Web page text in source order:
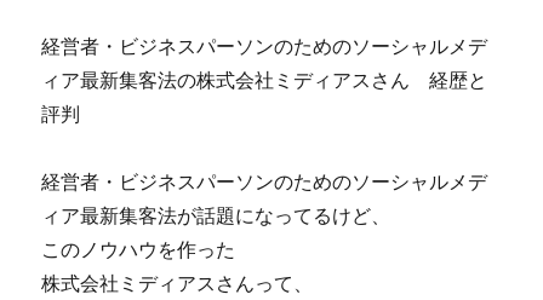
経営者・ビジネスパーソンのためのソーシャルメデ
ィア最新集客法の株式会社ミディアスさん 経歴と
評判
経営者・ビジネスパーソンのためのソーシャルメデ
ィア最新集客法が話題になってるけど、
このノウハウを作った
株式会社ミディアスさんって、